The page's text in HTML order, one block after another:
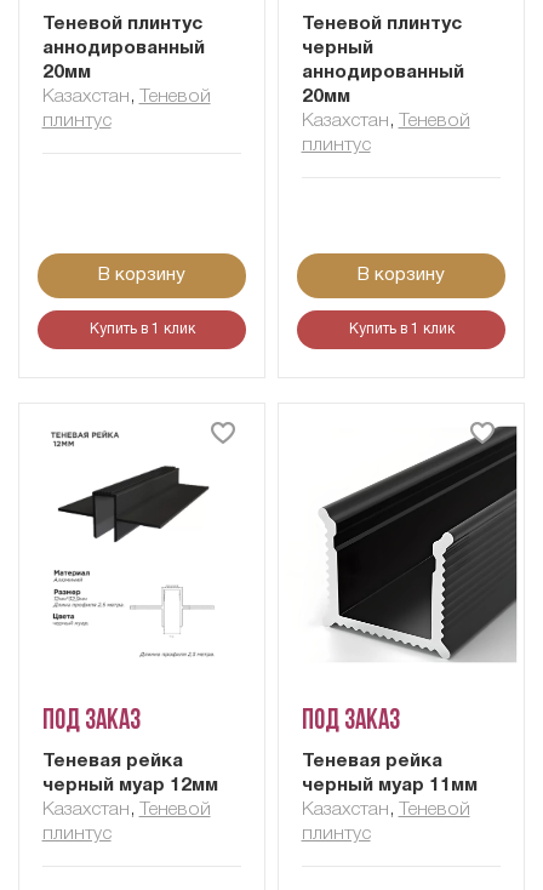
Теневой плинтус
аннодированный
20мм
Казахстан ,
Теневой
плинтус
В корзину
Купить в 1 клик
Теневой плинтус
черный
аннодированный
20мм
Казахстан ,
Теневой
плинтус
В корзину
Купить в 1 клик
Под заказ
Теневая рейка
черный муар 12мм
Казахстан ,
Теневой
плинтус
Под заказ
Теневая рейка
черный муар 11мм
Казахстан ,
Теневой
плинтус